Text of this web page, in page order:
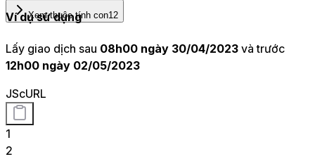
Xem thuộc tính con12
Ví dụ sử dụng
Lấy giao dịch sau 08h00 ngày 30/04/2023 và trước
12h00 ngày 02/05/2023
JScURL
1
2